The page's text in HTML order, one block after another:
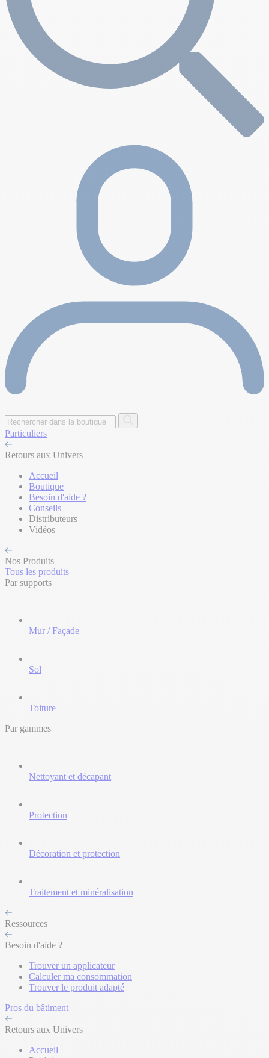
Particuliers
Retours aux Univers
Accueil
Boutique
Besoin d'aide ?
Conseils
Distributeurs
Vidéos
Nos Produits
Tous les produits
Par supports
Mur / Façade
Sol
Toiture
Par gammes
Nettoyant et décapant
Protection
Décoration et protection
Traitement et minéralisation
Ressources
Besoin d'aide ?
Trouver un applicateur
Calculer ma consommation
Trouver le produit adapté
Pros du bâtiment
Retours aux Univers
Accueil